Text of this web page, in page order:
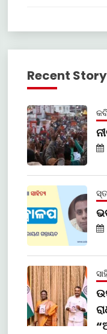
Recent Story